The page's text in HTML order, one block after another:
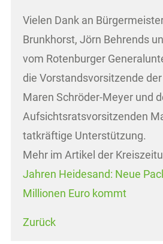
Vielen Dank an
Brunkhorst, Jörn Behrends
vom Rotenburger
die Vorstandsvorsitzende
Maren Schröder-Meyer und
Aufsichtsratsvorsitzenden
tatkräftige Unterstützung.
Mehr im Artikel der
Jahren Heidesand: Neue
Millionen Euro kommt
Zurück